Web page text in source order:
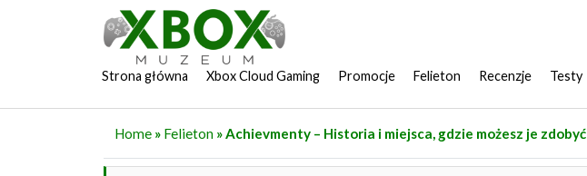
Strona główna Xbox Cloud Gaming Promocje Felieton Recenzje Testy
Home » Felieton » Achievmenty – Historia i miejsca, gdzie możesz je zdobyć